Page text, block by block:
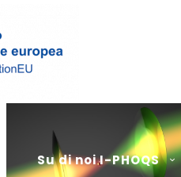
Su di noi I-PHOQS
Authors